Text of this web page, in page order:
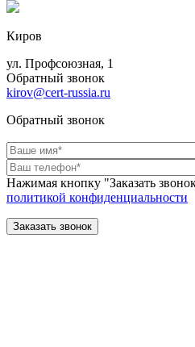
Киров
ул. Профсоюзная, 1
Обратный звонок
kirov@cert-russia.ru
Обратный звонок
Нажимая кнопку "Заказать
политикой конфиденциальности